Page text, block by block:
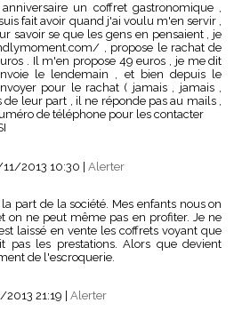
un coffret gastronomique ,
fait avoir quand j'ai voulu m'en servir ,
savoir se que les gens en pensaient , je
, propose le rachat de
. Il m'en propose 49 euros , je me dit
le lendemain , et bien depuis le
pour le rachat ( jamais , jamais ,
leur part , il ne réponde pas au mails ,
de téléphone pour les contacter
11/2013 10:30
Alerter
part de la société. Mes enfants nous on
on ne peut même pas en profiter. Je ne
laissé en vente les coffrets voyant que
pas les prestations. Alors que devient
de l'escroquerie.
2013 21:19
Alerter